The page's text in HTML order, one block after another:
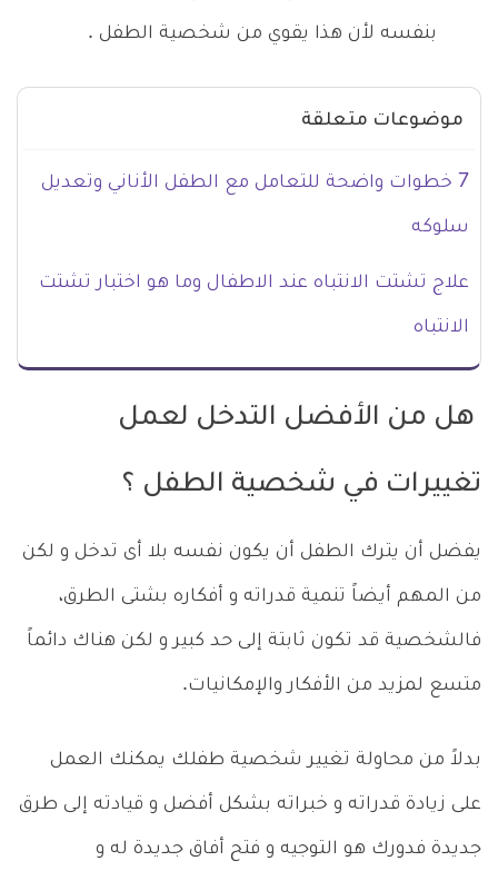
بنفسه لأن هذا يقوي من شخصية الطفل .
موضوعات متعلقة
7 خطوات واضحة للتعامل مع الطفل الأناني وتعديل
سلوكه
علاج تشتت الانتباه عند الاطفال وما هو اختبار تشتت
الانتباه
هل من الأفضل التدخل لعمل
تغييرات في شخصية الطفل ؟
يفضل أن يترك الطفل أن يكون نفسه بلا أى تدخل و لكن
من المهم أيضاً تنمية قدراته و أفكاره بشتى الطرق،
فالشخصية قد تكون ثابتة إلى حد كبير و لكن هناك دائماً
متسع لمزيد من الأفكار والإمكانيات.
بدلاً من محاولة تغيير شخصية طفلك يمكنك العمل
على زيادة قدراته و خبراته بشكل أفضل و قيادته إلى طرق
جديدة فدورك هو التوجيه و فتح أفاق جديدة له و